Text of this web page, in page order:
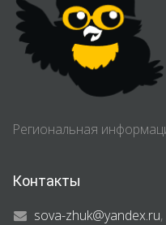
Региональная
Контакты
sova-zhuk@yandex.ru,